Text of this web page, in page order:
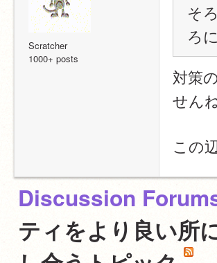
Scratcher
1000+ posts
そ
ろ
対策
せんね
この
Discussion
ティをより良い所